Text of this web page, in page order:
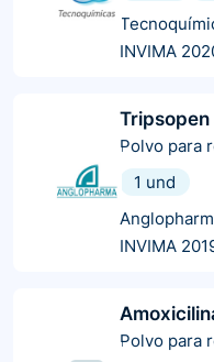
INVIMA
Tripsopen
Polvo para
1 und
INVIMA
Polvo para